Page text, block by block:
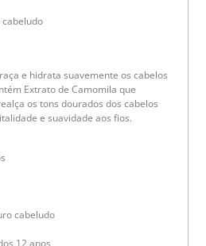
e hidrata suavemente os cabelos
Extrato de Camomila que
os tons dourados dos cabelos
e suavidade aos fios.
cabeludo